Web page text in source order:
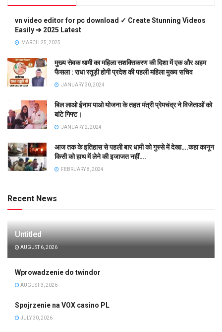
vn video editor for pc download ✓ Create Stunning Videos
Easily ➔ 2025 Latest
MARCH 25, 2025
मुख्य सेवक धामी का महिला सशक्तिकरण की दिशा में एक और अहम
फैसला : राधा रतूड़ी होगी प्रदेश की पहली महिला मुख्य सचिव
JANUARY 30, 2024
बिल लाओ ईनाम पाओ योजना के तहत मंत्री प्रेमचंद्र ने विजेताओं को
बांटे गिफ्ट।
JANUARY 2, 2024
आज तक के इतिहास से पहली बार धामी को गुस्से में देखा….कहा कानून
किसी को हाथ में लेने की इजाजत नहीं….
FEBRUARY 8, 2024
Recent News
Untitled
AUGUST 6, 2026
Wprowadzenie do twindor
AUGUST 3, 2026
Spojrzenie na VOX casino PL
JULY 30, 2026